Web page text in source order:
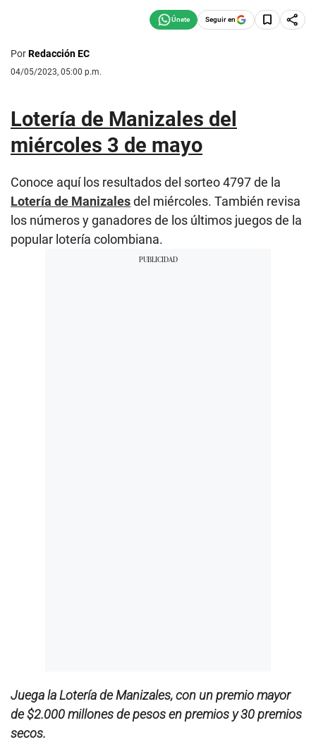
Seguir en
PorRedacción EC
04/05/2023, 05:00 p.m.
Lotería de Manizales del
miércoles 3 de mayo
Conoce aquí los resultados del sorteo 4797 de la
Lotería de Manizalesdel miércoles. También revisa
los números y ganadores de los últimos juegos de la
popular lotería colombiana.
Juega la Lotería de Manizales, con un premio mayor
de $2.000 millones de pesos en premios y 30 premios
secos.